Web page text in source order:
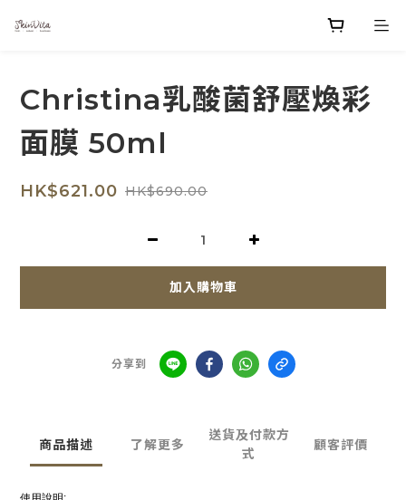
Christina乳酸菌舒壓煥彩
面膜 50ml
HK$621.00 HK$690.00
加入購物車
分享到
商品描述 了解更多
送貨及付款方
式
顧客評價